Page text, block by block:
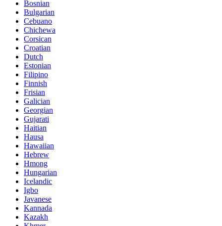
Bosnian
Bulgarian
Cebuano
Chichewa
Corsican
Croatian
Dutch
Estonian
Filipino
Finnish
Frisian
Galician
Georgian
Gujarati
Haitian
Hausa
Hawaiian
Hebrew
Hmong
Hungarian
Icelandic
Igbo
Javanese
Kannada
Kazakh